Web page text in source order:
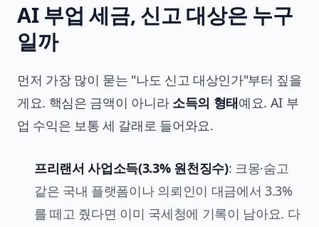
AI 부업 세금, 신고 대상은 누구
일까
먼저 가장 많이 묻는 "나도 신고 대상인가"부터 짚을
게요. 핵심은 금액이 아니라 소득의 형태예요. AI 부
업 수익은 보통 세 갈래로 들어와요.
프리랜서 사업소득(3.3% 원천징수): 크몽·숨고
같은 국내 플랫폼이나 의뢰인이 대금에서 3.3%
를 떼고 줬다면 이미 국세청에 기록이 남아요. 다